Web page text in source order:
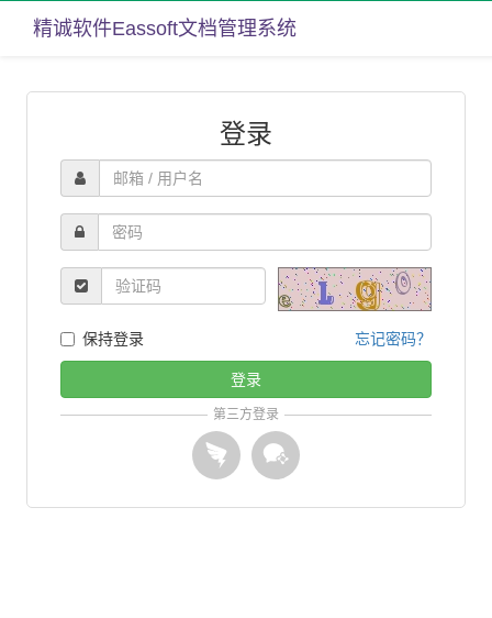
精诚软件Eassoft文档管理系统
登录
保持登录 忘记密码？
登录
第三方登录